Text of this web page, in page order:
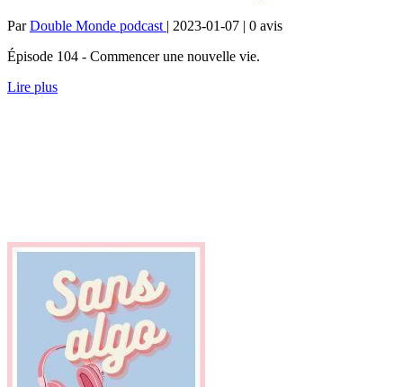
ParDouble Monde podcast | 2023-01-07 | 0 avis
Épisode 104 - Commencer une nouvelle vie.
Lire plus